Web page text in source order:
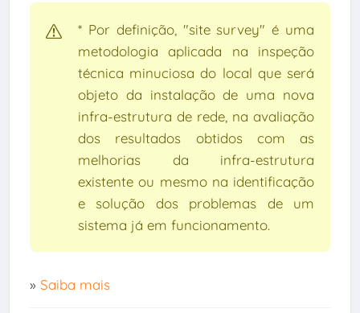
* Por definição, "site survey" é uma
metodologia aplicada na inspeção
técnica minuciosa do local que será
objeto da instalação de uma nova
infra-estrutura de rede, na avaliação
dos resultados obtidos com as
melhorias da infra-estrutura
existente ou mesmo na identificação
e solução dos problemas de um
sistema já em funcionamento.
» Saiba mais